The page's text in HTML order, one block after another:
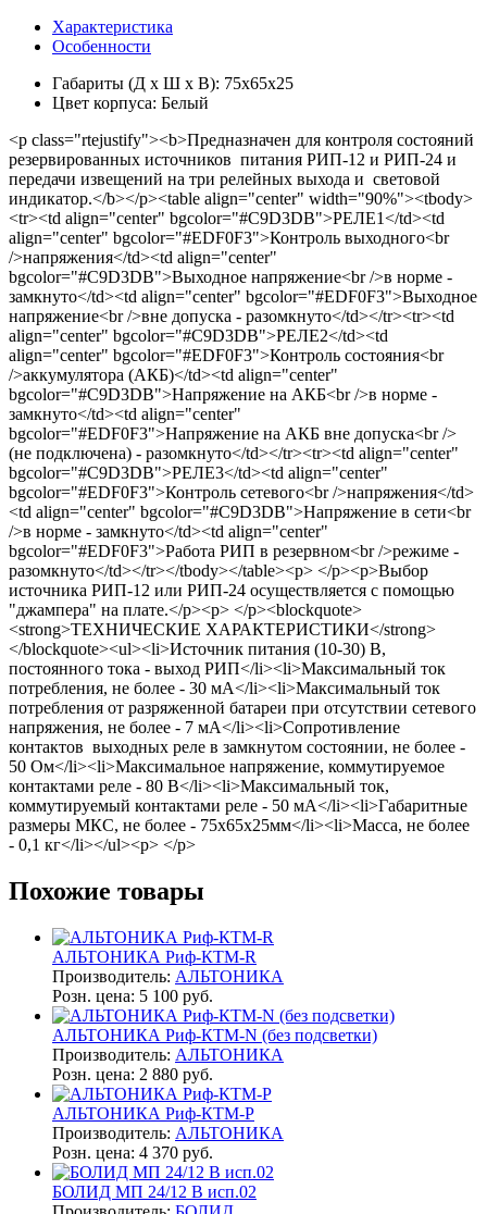
Характеристика
Особенности
Габариты (Д х Ш х В): 75x65x25
Цвет корпуса: Белый
<p class="rtejustify"><b>Предназначен для контроля состояний
резервированных источников питания РИП-12 и РИП-24 и
передачи извещений на три релейных выхода и световой
индикатор.</b></p><table align="center" width="90%"><tbody>
<tr><td align="center" bgcolor="#C9D3DB">РЕЛЕ1</td><td
align="center" bgcolor="#EDF0F3">Контроль выходного<br
/>напряжения</td><td align="center"
bgcolor="#C9D3DB">Выходное напряжение<br />в норме -
замкнуто</td><td align="center" bgcolor="#EDF0F3">Выходное
напряжение<br />вне допуска - разомкнуто</td></tr><tr><td
align="center" bgcolor="#C9D3DB">РЕЛЕ2</td><td
align="center" bgcolor="#EDF0F3">Контроль состояния<br
/>аккумулятора (АКБ)</td><td align="center"
bgcolor="#C9D3DB">Напряжение на АКБ<br />в норме -
замкнуто</td><td align="center"
bgcolor="#EDF0F3">Напряжение на АКБ вне допуска<br />
(не подключена) - разомкнуто</td></tr><tr><td align="center"
bgcolor="#C9D3DB">РЕЛЕ3</td><td align="center"
bgcolor="#EDF0F3">Контроль сетевого<br />напряжения</td>
<td align="center" bgcolor="#C9D3DB">Напряжение в сети<br
/>в норме - замкнуто</td><td align="center"
bgcolor="#EDF0F3">Работа РИП в резервном<br />режиме -
разомкнуто</td></tr></tbody></table><p> </p><p>Выбор
источника РИП-12 или РИП-24 осуществляется с помощью
"джампера" на плате.</p><p> </p><blockquote>
<strong>ТЕХНИЧЕСКИЕ ХАРАКТЕРИСТИКИ</strong>
</blockquote><ul><li>Источник питания (10-30) В,
постоянного тока - выход РИП</li><li>Максимальный ток
потребления, не более - 30 мА</li><li>Максимальный ток
потребления от разряженной батареи при отсутствии сетевого
напряжения, не более - 7 мА</li><li>Сопротивление
контактов выходных реле в замкнутом состоянии, не более -
50 Ом</li><li>Максимальное напряжение, коммутируемое
контактами реле - 80 В</li><li>Максимальный ток,
коммутируемый контактами реле - 50 мА</li><li>Габаритные
размеры МКС, не более - 75х65х25мм</li><li>Масса, не более
- 0,1 кг</li></ul><p> </p>
Похожие товары
АЛЬТОНИКА Риф-КТМ-R
Производитель: АЛЬТОНИКА
Розн. цена: 5 100 руб.
АЛЬТОНИКА Риф-КТМ-N (без подсветки)
Производитель: АЛЬТОНИКА
Розн. цена: 2 880 руб.
АЛЬТОНИКА Риф-КТМ-Р
Производитель: АЛЬТОНИКА
Розн. цена: 4 370 руб.
БОЛИД МП 24/12 В исп.02